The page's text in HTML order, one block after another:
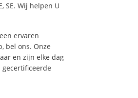
SE. Wij helpen U
ervaren
bel ons. Onze
en zijn elke dag